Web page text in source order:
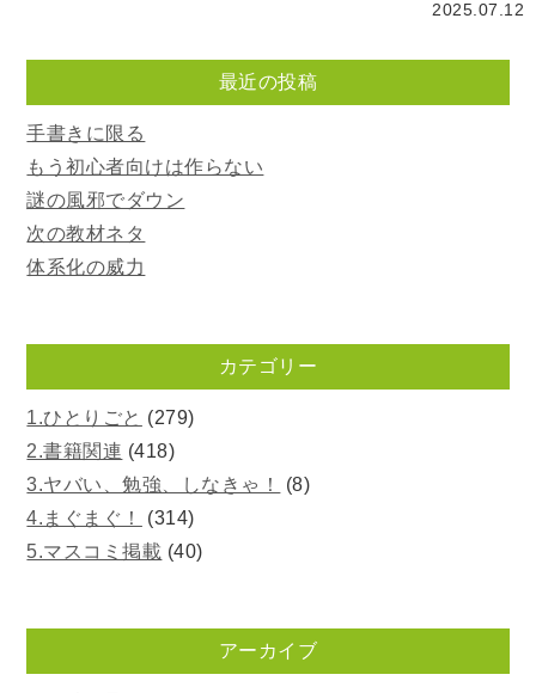
2025.07.12
最近の投稿
手書きに限る
もう初心者向けは作らない
謎の風邪でダウン
次の教材ネタ
体系化の威力
カテゴリー
1.ひとりごと (279)
2.書籍関連 (418)
3.ヤバい、勉強、しなきゃ！
(8)
4.まぐまぐ！
(314)
5.マスコミ掲載 (40)
アーカイブ